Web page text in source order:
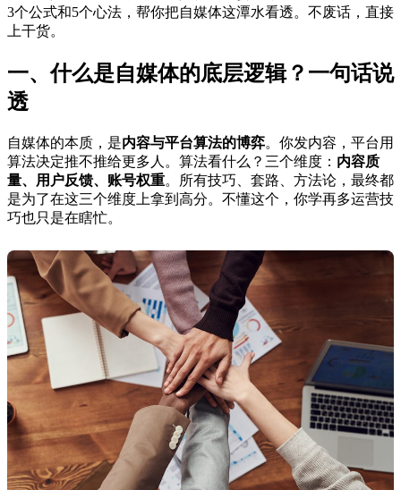
3个公式和5个心法，帮你把自媒体这潭水看透。不废话，直接
上干货。
一、什么是自媒体的底层逻辑？一句话说
透
自媒体的本质，是内容与平台算法的博弈。你发内容，平台用
算法决定推不推给更多人。算法看什么？三个维度： 内容质
量、用户反馈、账号权重。所有技巧、套路、方法论，最终都
是为了在这三个维度上拿到高分。不懂这个，你学再多运营技
巧也只是在瞎忙。